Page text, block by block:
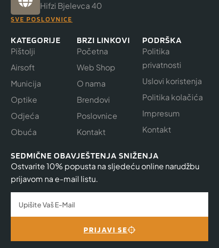
Hifzi Bjelevca 40
SVE POSLOVNICE
KATEGORIJE
Pištolji
Airsoft
Municija
Optike
Odjeća
Obuća
BRZI LINKOVI
Početna
Web Shop
O nama
Brendovi
Poslovnice
Kontakt
PODRŠKA
Politika
privatnosti
Uslovi koristenja
Politika kolačića
Impresum
Kontakt
SEDMIČNE OBAVJEŠTENJA SNIŽENJA
Ostvarite 10% popusta na sljedeću online narudžbu
prijavom na e-mail listu.
PRIJAVI SE